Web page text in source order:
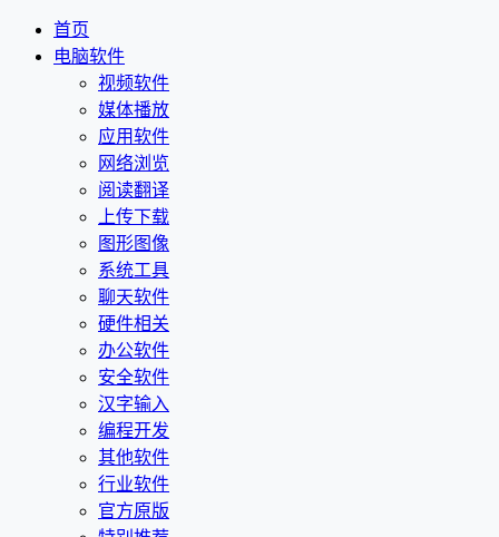
首页
电脑软件
视频软件
媒体播放
应用软件
网络浏览
阅读翻译
上传下载
图形图像
系统工具
聊天软件
硬件相关
办公软件
安全软件
汉字输入
编程开发
其他软件
行业软件
官方原版